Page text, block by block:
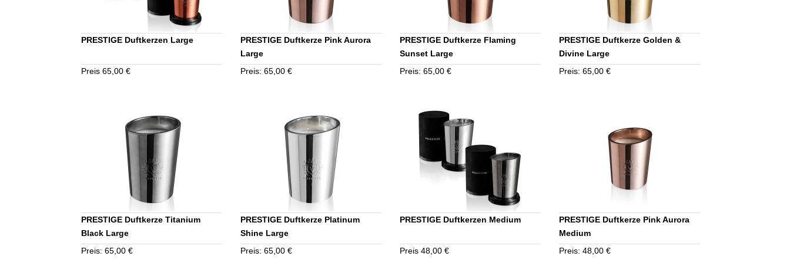
PRESTIGE Duftkerzen Large
Preis 65,00 €
PRESTIGE Duftkerze Pink Aurora
Large
Preis: 65,00 €
PRESTIGE Duftkerze Flaming
Sunset Large
Preis: 65,00 €
PRESTIGE Duftkerze Golden &
Divine Large
Preis: 65,00 €
PRESTIGE Duftkerze Titanium
Black Large
Preis: 65,00 €
PRESTIGE Duftkerze Platinum
Shine Large
Preis: 65,00 €
PRESTIGE Duftkerzen Medium
Preis 48,00 €
PRESTIGE Duftkerze Pink Aurora
Medium
Preis: 48,00 €